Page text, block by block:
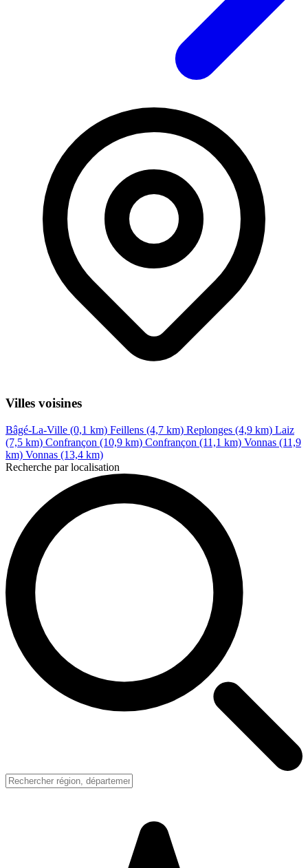
Villes voisines
Bâgé-La-Ville (0,1 km) Feillens (4,7 km) Replonges (4,9 km) Laiz
(7,5 km) Confrançon (10,9 km) Confrançon (11,1 km) Vonnas (11,9
km) Vonnas (13,4 km)
Recherche par localisation